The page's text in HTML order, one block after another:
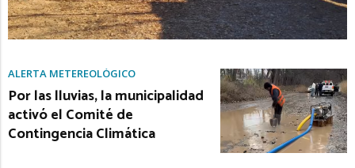
ALERTA METEREOLÓGICO
Por las lluvias, la municipalidad
activó el Comité de
Contingencia Climática